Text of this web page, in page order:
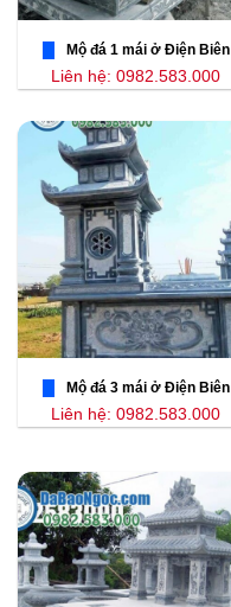
Mộ đá 1 mái ở Điện Biên
Liên hệ: 0982.583.000
Mộ đá 3 mái ở Điện Biên
Liên hệ: 0982.583.000